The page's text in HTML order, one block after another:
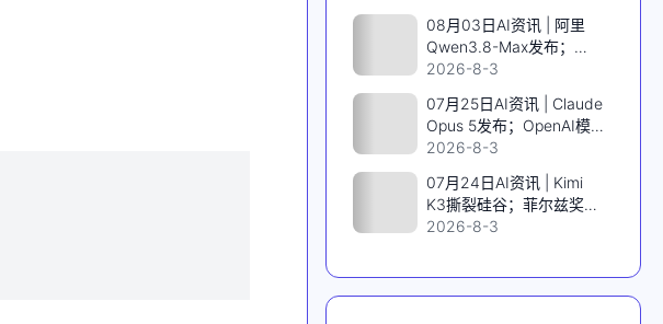
低价风暴；Qwen3.8-Max
首发；智元IPO前曝核心
班底
08月03日AI资讯 | 阿里
Qwen3.8-Max发布；
Karpathy实测Opus5做
《指环王》游戏；AI拿下
IMO满分金牌；Grok学会
看片
2026-8-3
07月25日AI资讯 | Claude
Opus 5发布；OpenAI模
型8月上线；黄仁勋力挺开
源；诺奖得主AI造基因剪
刀
2026-8-3
07月24日AI资讯 | Kimi
K3撕裂硅谷；菲尔兹奖得
主加入OpenAI；Claude
英伟达
2026-8-3